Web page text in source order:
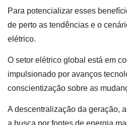
Para potencializar esses
de perto as tendências e o
elétrico.
O setor elétrico global está em
impulsionado por avanços
conscientização sobre as
A descentralização da geração,